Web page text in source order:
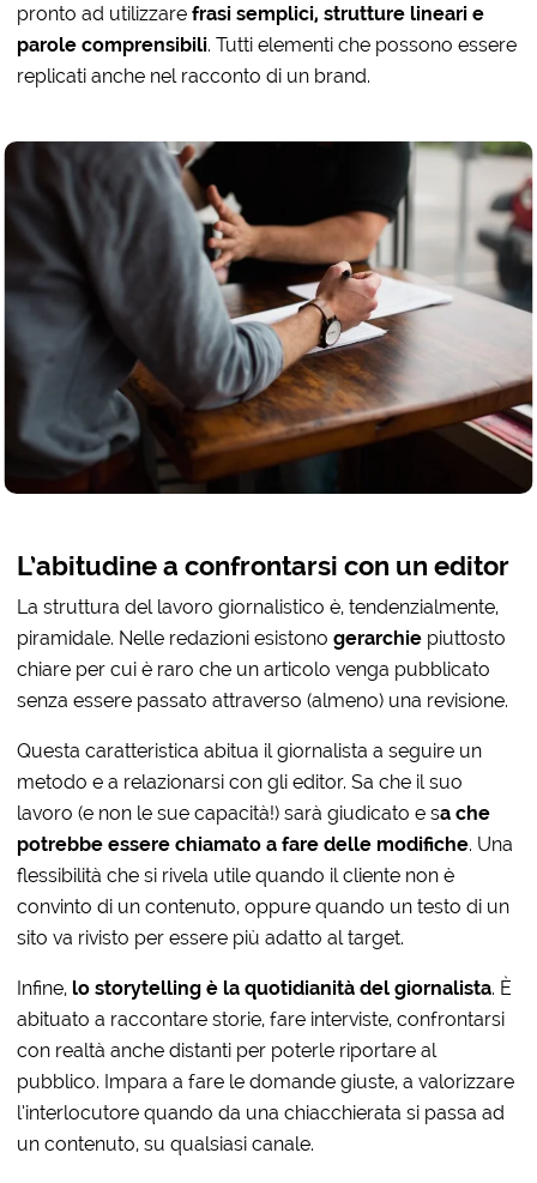
pronto ad utilizzarefrasi semplici, strutture lineari e
parole comprensibili. Tutti elementi che possono essere
replicati anche nel racconto di un brand.
L’abitudine a confrontarsi con un editor
La struttura del lavoro giornalistico è, tendenzialmente,
piramidale. Nelle redazioni esistonogerarchie piuttosto
chiare per cui è raro che un articolo venga pubblicato
senza essere passato attraverso (almeno) una revisione.
Questa caratteristica abitua il giornalista a seguire un
metodo e a relazionarsi con gli editor. Sa che il suo
lavoro (e non le sue capacità!) sarà giudicato e sa che
potrebbe essere chiamato a fare delle modifiche. Una
flessibilità che si rivela utile quando il cliente non è
convinto di un contenuto, oppure quando un testo di un
sito va rivisto per essere più adatto al target.
Infine, lo storytelling è la quotidianità del giornalista. È
abituato a raccontare storie, fare interviste, confrontarsi
con realtà anche distanti per poterle riportare al
pubblico. Impara a fare le domande giuste, a valorizzare
l’interlocutore quando da una chiacchierata si passa ad
un contenuto, su qualsiasi canale.